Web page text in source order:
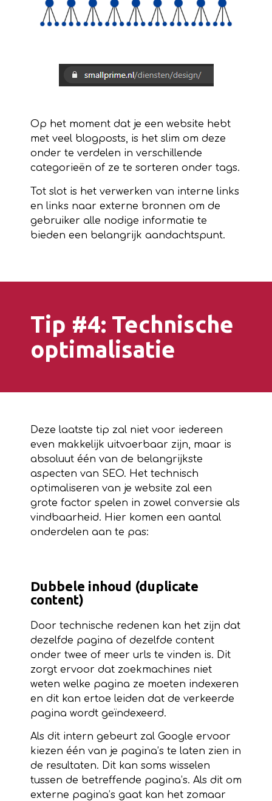
Op het moment dat je een website hebt
met veel blogposts, is het slim om deze
onder te verdelen in verschillende
categorieën of ze te sorteren onder tags.
Tot slot is het verwerken van interne links
en links naar externe bronnen om de
gebruiker alle nodige informatie te
bieden een belangrijk aandachtspunt.
Tip #4: Technische
optimalisatie
Deze laatste tip zal niet voor iedereen
even makkelijk uitvoerbaar zijn, maar is
absoluut één van de belangrijkste
aspecten van SEO. Het technisch
optimaliseren van je website zal een
grote factor spelen in zowel conversie als
vindbaarheid. Hier komen een aantal
onderdelen aan te pas:
Dubbele inhoud (duplicate
content)
Door technische redenen kan het zijn dat
dezelfde pagina of dezelfde content
onder twee of meer urls te vinden is. Dit
zorgt ervoor dat zoekmachines niet
weten welke pagina ze moeten indexeren
en dit kan ertoe leiden dat de verkeerde
pagina wordt geïndexeerd.
Als dit intern gebeurt zal Google ervoor
kiezen één van je pagina’s te laten zien in
de resultaten. Dit kan soms wisselen
tussen de betreffende pagina’s. Als dit om
externe pagina’s gaat kan het zomaar